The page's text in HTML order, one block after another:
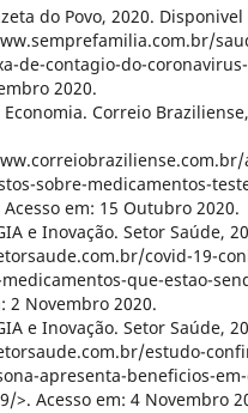
do Povo, 2020. Disponivel
de-contagio-do-
2020.
Economia. Correio
sobre-medicamentos-
em: 15 Outubro 2020.
e Inovação. Setor Saúde,
covid-19-
que-estao-
2 Novembro 2020.
e Inovação. Setor Saúde,
estudo-
apresenta-beneficios-
>. Acesso em: 4 Novembro